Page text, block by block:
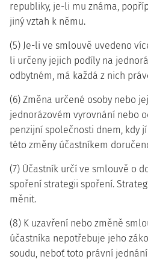
republiky, je-li mu známa,
jiný vztah k němu.
(5) Je-li ve smlouvě uvedeno
li určeny jejich podíly na
odbytném, má každá z nich
(6) Změna určené osoby nebo
jednorázovém vyrovnání nebo
penzijní společnosti dnem, kdy
této změny účastníkem
(7) Účastník určí ve smlouvě o
spoření strategii spoření.
měnit.
(8) K uzavření nebo změně
účastníka nepotřebuje jeho
soudu, neboť toto právní